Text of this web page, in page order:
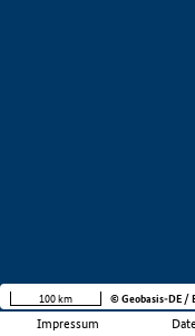
Impressum
100 km © Geobasis-DE /